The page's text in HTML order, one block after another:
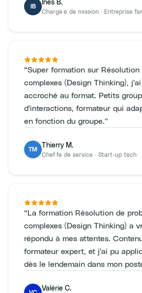
IB
Inès B.
Chargé·e de mission · Entreprise
“Super formation sur Résolution
complexes (Design Thinking),
accroché au format. Petits
d'interactions, formateur qui
en fonction du groupe.”
TM
Thierry M.
Chef·fe de service · Start-up tech
“La formation Résolution de
complexes (Design Thinking) a
répondu à mes attentes.
formateur expert, et j'ai pu
dès le lendemain dans mon
Valérie C.